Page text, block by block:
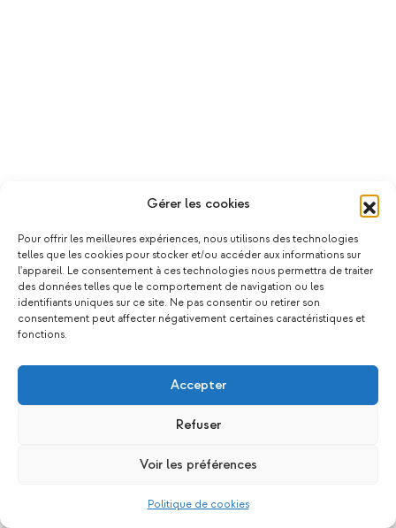
Gérer les cookies
Pour offrir les meilleures expériences, nous utilisons des technologies
telles que les cookies pour stocker et/ou accéder aux informations sur
l'appareil. Le consentement à ces technologies nous permettra de traiter
des données telles que le comportement de navigation ou les
identifiants uniques sur ce site. Ne pas consentir ou retirer son
consentement peut affecter négativement certaines caractéristiques et
fonctions.
Accepter
Refuser
Voir les préférences
Politique de cookies